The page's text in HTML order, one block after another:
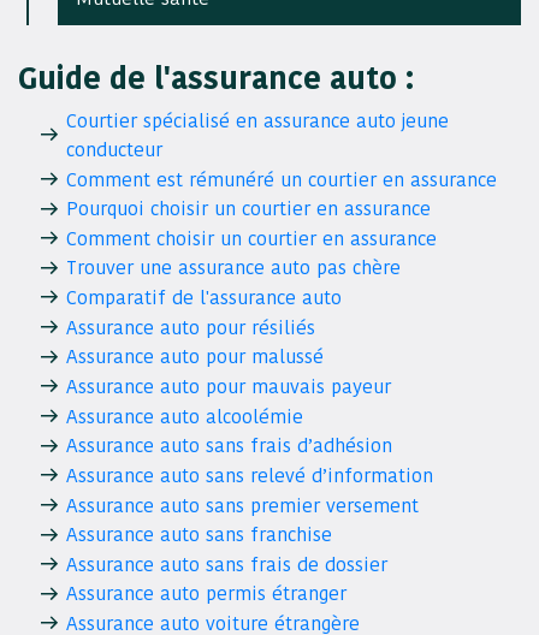
Guide de l'assurance auto :
Courtier spécialisé en assurance auto jeune
conducteur
Comment est rémunéré un courtier en assurance
Pourquoi choisir un courtier en assurance
Comment choisir un courtier en assurance
Trouver une assurance auto pas chère
Comparatif de l'assurance auto
Assurance auto pour résiliés
Assurance auto pour malussé
Assurance auto pour mauvais payeur
Assurance auto alcoolémie
Assurance auto sans frais d’adhésion
Assurance auto sans relevé d’information
Assurance auto sans premier versement
Assurance auto sans franchise
Assurance auto sans frais de dossier
Assurance auto permis étranger
Assurance auto voiture étrangère